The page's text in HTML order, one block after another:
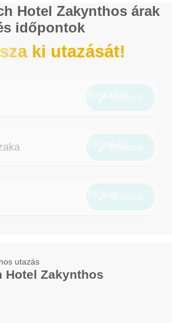
Hotel Zakynthos árak
időpontok
ki utazását!
utazás
Hotel Zakynthos